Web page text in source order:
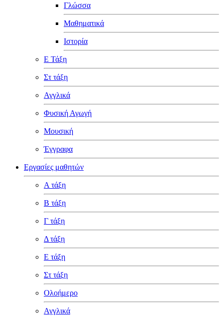
Γλώσσα
Μαθηματικά
Ιστορία
Ε Τάξη
Στ τάξη
Αγγλικά
Φυσική Αγωγή
Μουσική
Έγγραφα
Εργασίες μαθητών
Α τάξη
Β τάξη
Γ τάξη
Δ τάξη
Ε τάξη
Στ τάξη
Ολοήμερο
Αγγλικά